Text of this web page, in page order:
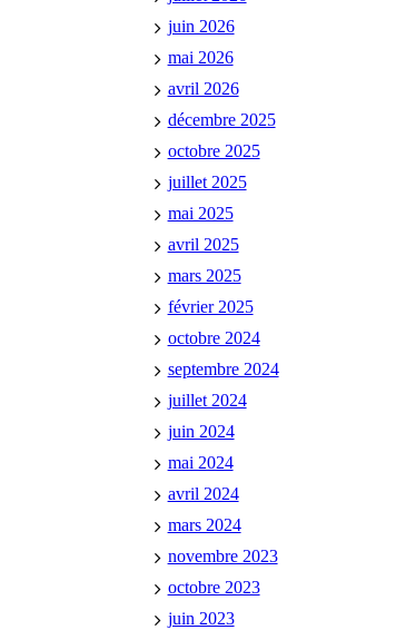
juin 2026
mai 2026
avril 2026
décembre 2025
octobre 2025
juillet 2025
mai 2025
avril 2025
mars 2025
février 2025
octobre 2024
septembre 2024
juillet 2024
juin 2024
mai 2024
avril 2024
mars 2024
novembre 2023
octobre 2023
juin 2023